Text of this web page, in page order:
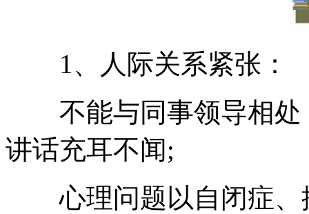
1、人际关系紧张：
不能与同事领导相处
讲话充耳不闻;
心理问题以自闭症、